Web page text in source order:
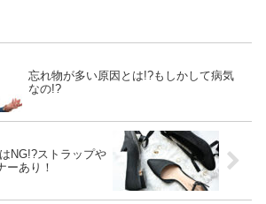
を送る
る...
忘れ物が多い原因とは!?もしかして病気
なの!?
NG!?ストラップや
ーあり！